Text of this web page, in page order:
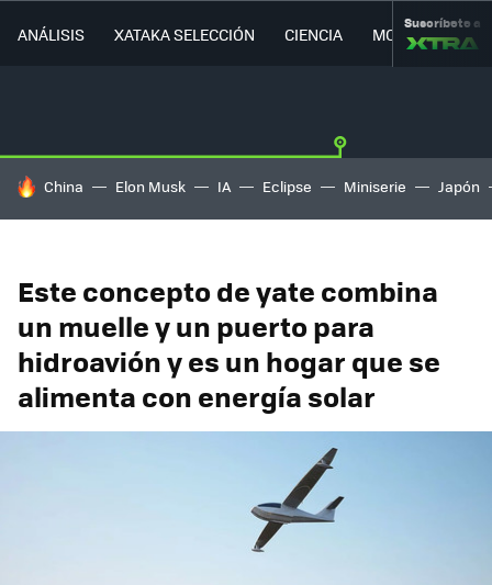
ANÁLISIS XATAKA SELECCIÓN CIENCIA MOVILIDAD
Suscríbete a
HOY SE HABLA DE
China Elon Musk IA Eclipse Miniserie Japón
Este concepto de yate combina
un muelle y un puerto para
hidroavión y es un hogar que se
alimenta con energía solar